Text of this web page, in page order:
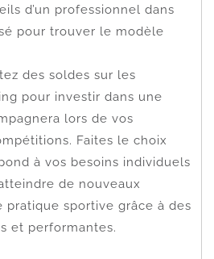
d’un professionnel dans
pour trouver le modèle
des soldes sur les
pour investir dans une
lors de vos
Faites le choix
à vos besoins individuels
de nouveaux
pratique sportive grâce à des
et performantes.